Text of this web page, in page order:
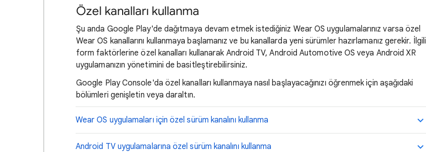
Özel kanalları kullanma
Şu anda Google Play'de dağıtmaya devam etmek istediğiniz Wear OS uygulamalarınız varsa özel
Wear OS kanallarını kullanmaya başlamanız ve bu kanallarda yeni sürümler hazırlamanız gerekir. İlgili
form faktörlerine özel kanalları kullanarak Android TV, Android Automotive OS veya Android XR
uygulamanızın yönetimini de basitleştirebilirsiniz.
Google Play Console'da özel kanalları kullanmaya nasıl başlayacağınızı öğrenmek için aşağıdaki
bölümleri genişletin veya daraltın.
Wear OS uygulamaları için özel sürüm kanalını kullanma
Android TV uygulamalarına özel sürüm kanalını kullanma